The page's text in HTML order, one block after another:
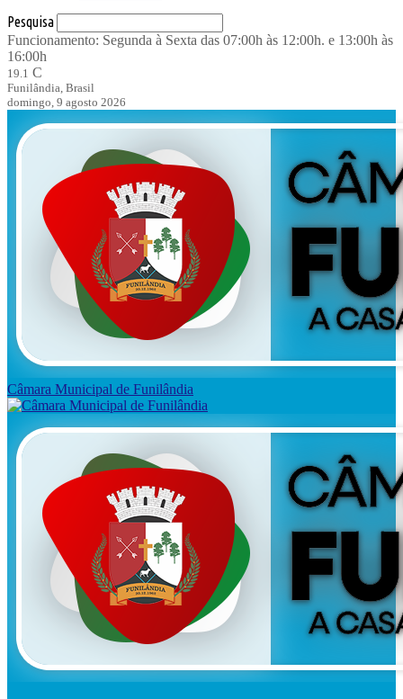
Pesquisa
Funcionamento: Segunda à Sexta das 07:00h às 12:00h. e 13:00h às
16:00h
19.1 C
Funilândia, Brasil
domingo, 9 agosto 2026
Câmara Municipal de Funilândia